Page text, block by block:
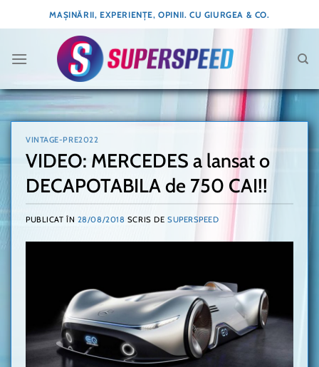
to
MAȘINĂRII, EXPERIENȚE, OPINII. CU GIURGEA & CO.
VINTAGE-PRE2022
VIDEO: MERCEDES a lansat o
DECAPOTABILA de 750 CAI!!
PUBLICAT ÎN 28/08/2018 SCRIS DE SUPERSPEED